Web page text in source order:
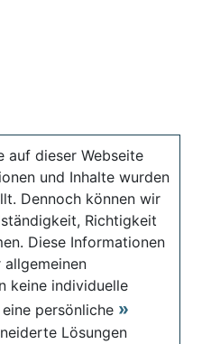
auf dieser Webseite
und Inhalte wurden
Dennoch können wir
Richtigkeit
Diese Informationen
keine individuelle
persönliche
Lösungen